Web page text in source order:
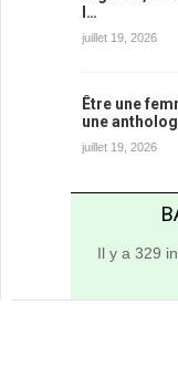
l…
juillet 19, 2026
Être une
une
juillet 19, 2026
Il y a 329